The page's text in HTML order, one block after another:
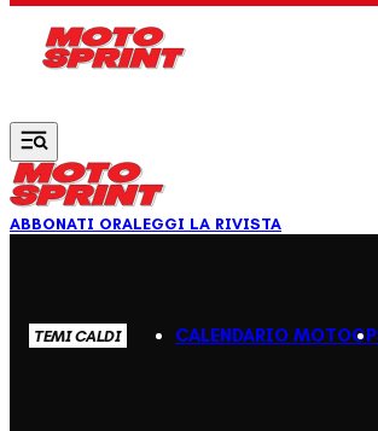
ABBONATI ORALEGGI LA RIVISTA
TEMI CALDI CALENDARIO MOTOGP